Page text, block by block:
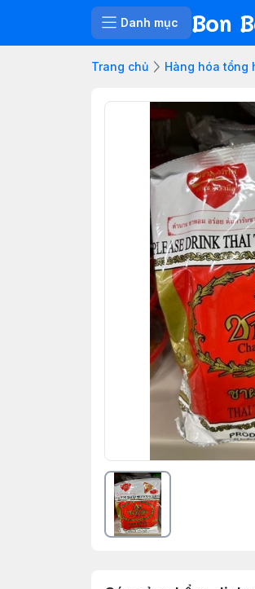
Danh mục Bon
Trang chủ Hàng hóa tổng